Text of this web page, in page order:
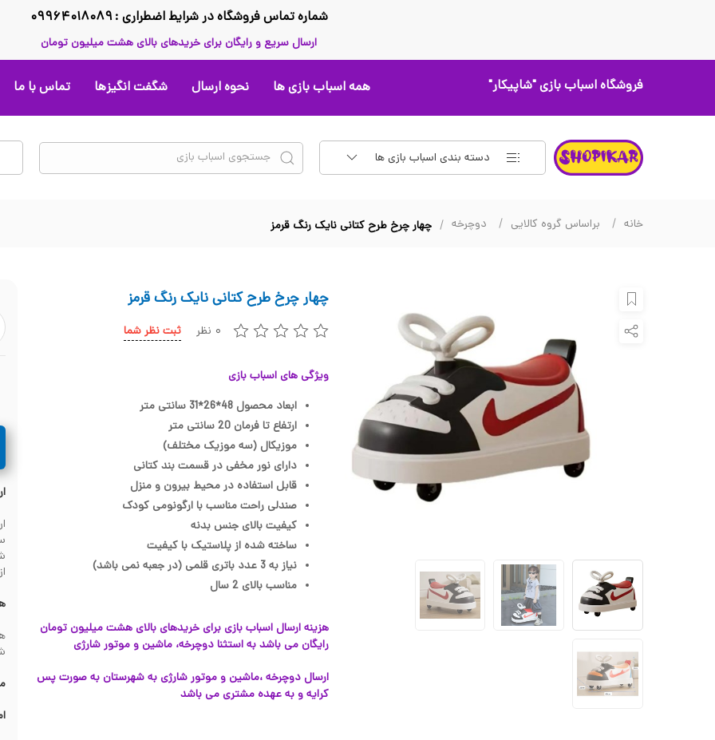
شماره تماس فروشگاه در شرایط اضطراری : ۰۹۹۶۴۰۱۸۰۸۹
ارسال سریع و رایگان برای خریدهای بالای هشت میلیون تومان
فروشگاه اسباب بازی"شاپیکار" همه اسباب بازی ها نحوه ارسال شگفت انگیزها تماس با ما
دسته بندی اسباب بازی ها
خانه براساس گروه کالایی دوچرخه چهار چرخ طرح کتانی نایک رنگ قرمز
چهار چرخ طرح کتانی نایک رنگ قرمز
۰ نظر ثبت نظر شما
ویژگی های اسباب بازی
ابعاد محصول 48*26*31 سانتی متر
ارتفاع تا فرمان 20 سانتی متر
موزیکال (سه موزیک مختلف)
دارای نور مخفی در قسمت بند کتانی
قابل استفاده در محیط بیرون و منزل
صندلی راحت مناسب با ارگونومی کودک
کیفیت بالای جنس بدنه
ساخته شده از پلاستیک با کیفیت
نیاز به 3 عدد باتری قلمی (در جعبه نمی باشد)
مناسب بالای 2 سال
هزینه ارسال اسباب بازی برای خریدهای بالای هشت میلیون تومان
رایگان می باشد به استثنا دوچرخه، ماشین و موتور شارژی
ارسال دوچرخه ،ماشین و موتور شارژی به شهرستان به صورت پس
کرایه و به عهده مشتری می باشد